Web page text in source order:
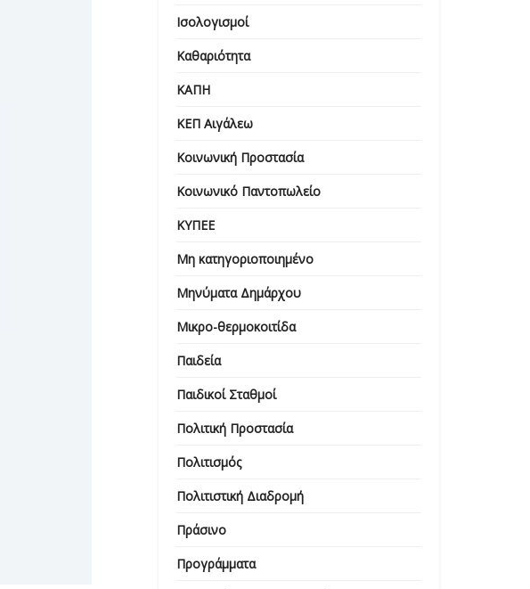
Ισολογισμοί
Καθαριότητα
ΚΑΠΗ
ΚΕΠ Αιγάλεω
Κοινωνική Προστασία
Κοινωνικό Παντοπωλείο
ΚΥΠΕΕ
Μη κατηγοριοποιημένο
Μηνύματα Δημάρχου
Μικρο-θερμοκοιτίδα
Παιδεία
Παιδικοί Σταθμοί
Πολιτική Προστασία
Πολιτισμός
Πολιτιστική Διαδρομή
Πράσινο
Προγράμματα